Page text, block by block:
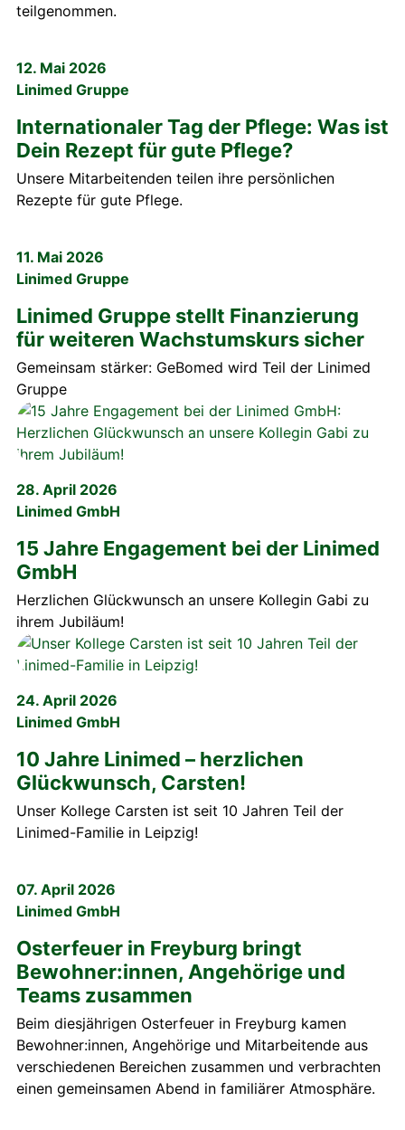
teilgenommen.
12. Mai 2026
Linimed Gruppe
Internationaler Tag der Pflege: Was ist
Dein Rezept für gute Pflege?
Unsere Mitarbeitenden teilen ihre persönlichen
Rezepte für gute Pflege.
11. Mai 2026
Linimed Gruppe
Linimed Gruppe stellt Finanzierung
für weiteren Wachstumskurs sicher
Gemeinsam stärker: GeBomed wird Teil der Linimed
Gruppe
28. April 2026
Linimed GmbH
15 Jahre Engagement bei der Linimed
GmbH
Herzlichen Glückwunsch an unsere Kollegin Gabi zu
ihrem Jubiläum!
24. April 2026
Linimed GmbH
10 Jahre Linimed – herzlichen
Glückwunsch, Carsten!
Unser Kollege Carsten ist seit 10 Jahren Teil der
Linimed-Familie in Leipzig!
07. April 2026
Linimed GmbH
Osterfeuer in Freyburg bringt
Bewohner:innen, Angehörige und
Teams zusammen
Beim diesjährigen Osterfeuer in Freyburg kamen
Bewohner:innen, Angehörige und Mitarbeitende aus
verschiedenen Bereichen zusammen und verbrachten
einen gemeinsamen Abend in familiärer Atmosphäre.